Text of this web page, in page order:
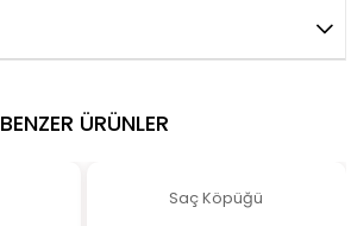
BENZER ÜRÜNLER
Saç Köpüğü